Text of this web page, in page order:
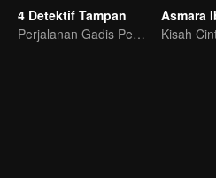
4 Detektif Tampan
Perjalanan Gadis Penjelajah Waktu Memikat 4 Detektif Tampan
Asmara